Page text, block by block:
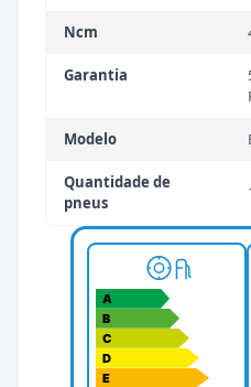
Ncm
Garantia
Modelo
Quantidade de
pneus
A
B
C
D
E